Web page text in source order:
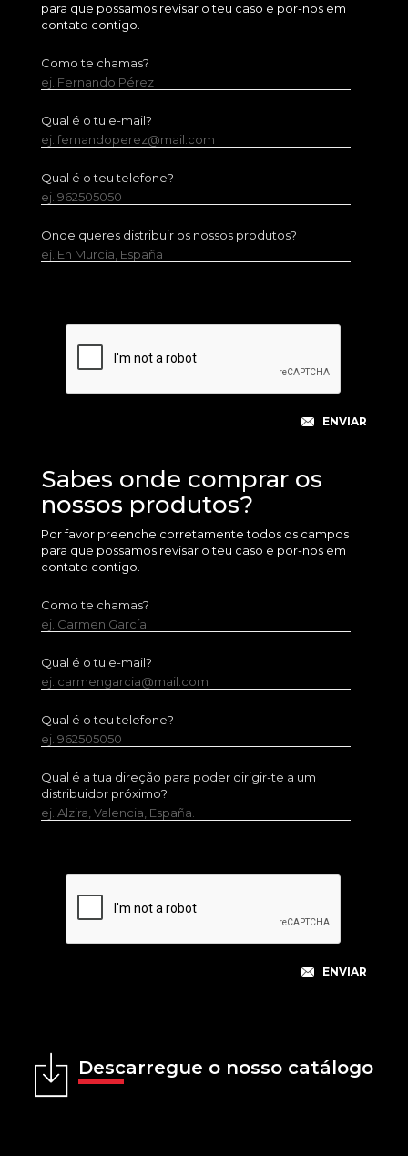
para que possamos revisar o teu caso e por-nos em
contato contigo.
Como te chamas?
ej. Fernando Pérez
Qual é o tu e-mail?
ej. fernandoperez@mail.com
Qual é o teu telefone?
ej. 962505050
Onde queres distribuir os nossos produtos?
ej. En Murcia, España
Sabes onde comprar os
nossos produtos?
Por favor preenche corretamente todos os campos
para que possamos revisar o teu caso e por-nos em
contato contigo.
Como te chamas?
ej. Carmen García
Qual é o tu e-mail?
ej. carmengarcia@mail.com
Qual é o teu telefone?
ej. 962505050
Qual é a tua direção para poder dirigir-te a um
distribuidor próximo?
ej. Alzira, Valencia, España.
Descarregue o nosso catálogo